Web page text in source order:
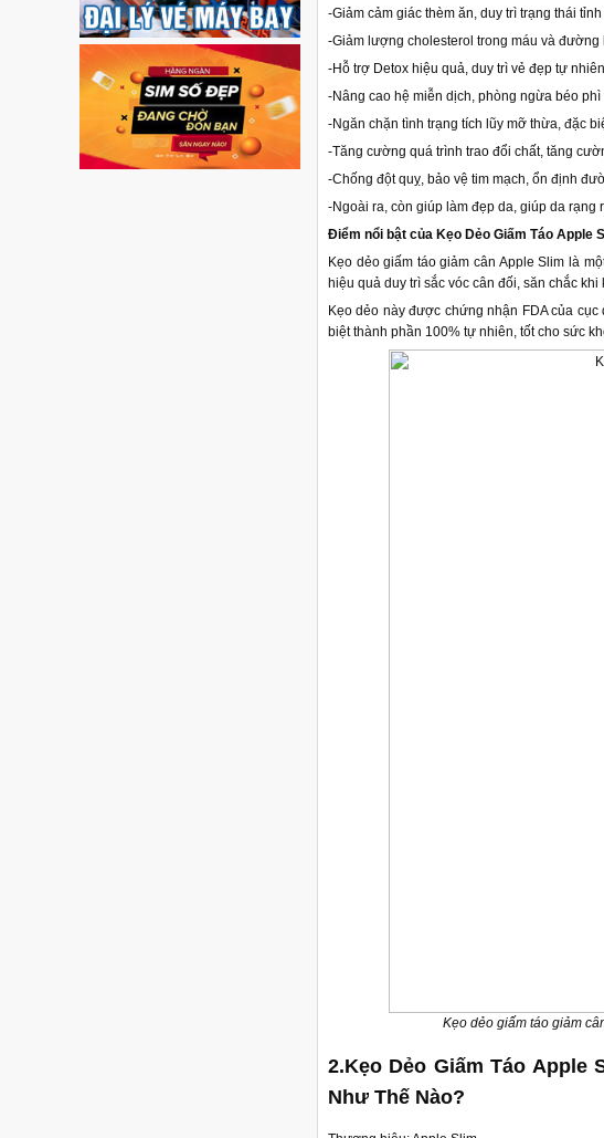
-Giảm cảm giác thèm ăn, duy trì trạng thái
-Giảm lượng cholesterol trong máu và đường
-Hỗ trợ Detox hiệu quả, duy trì vẻ đẹp tự
-Nâng cao hệ miễn dịch, phòng ngừa béo
-Ngăn chặn tình trạng tích lũy mỡ thừa, đặc
-Tăng cường quá trình trao đổi chất, tăng
-Chống đột quỵ, bảo vệ tim mạch, ổn định
-Ngoài ra, còn giúp làm đẹp da, giúp da rạng
Điểm nổi bật của Kẹo Dẻo Giấm Táo Apple
Kẹo dẻo giấm táo giảm cân Apple Slim là
hiệu quả duy trì sắc vóc cân đối, săn chắc
Kẹo dẻo này được chứng nhận FDA của
biệt thành phần 100% tự nhiên, tốt cho sức
Kẹo dẻo giấm táo giảm
2.Kẹo Dẻo Giấm Táo Apple
Như Thế Nào?